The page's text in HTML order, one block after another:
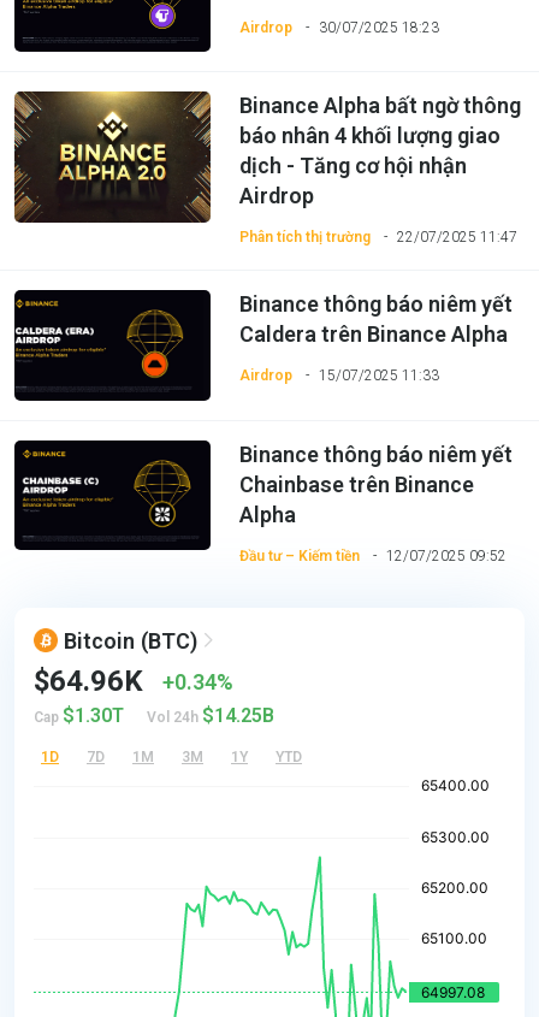
Airdrop 30/07/2025 18:23
Phân tích thị trường 22/07/2025 11:47
Binance Alpha bất ngờ thông
báo nhân 4 khối lượng giao
dịch - Tăng cơ hội nhận
Airdrop
Airdrop 15/07/2025 11:33
Binance thông báo niêm yết
Caldera trên Binance Alpha
Đầu tư – Kiếm tiền 12/07/2025 09:52
Binance thông báo niêm yết
Chainbase trên Binance
Alpha
Bitcoin (BTC)
$64.96K 0.34%
Cap $1.30T Vol 24h $14.25B
1D 7D 1M 3M 1Y YTD